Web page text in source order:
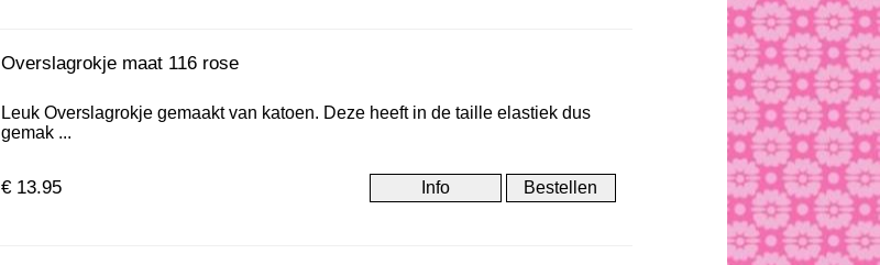
Overslagrokje maat 116 rose
Leuk Overslagrokje gemaakt van katoen. Deze heeft in de taille elastiek dus
gemak ...
€ 13.95